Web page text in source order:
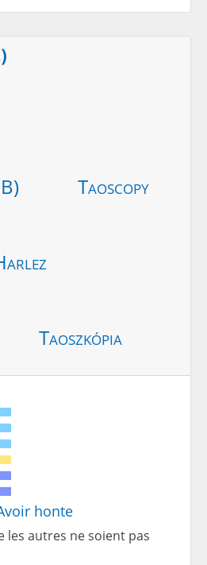
Taoscopy
Taoszkópia
honte
les autres ne soient pas